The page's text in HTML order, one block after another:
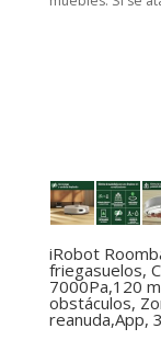
iRobot
friegasuelos,
7000Pa,120
obstáculos,
reanuda,App,